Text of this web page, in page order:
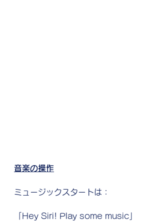
音楽の操作
ミュージックスタートは：
「Hey Siri! Play some music」